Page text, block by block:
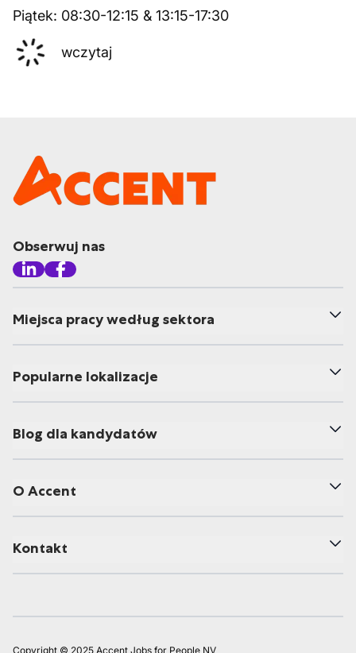
Piątek: 08:30-12:15 & 13:15-17:30
wczytaj
Obserwuj nas
Miejsca pracy według sektora
Popularne lokalizacje
Blog dla kandydatów
O Accent
Kontakt
Copyright © 2025 Accent Jobs for People NV